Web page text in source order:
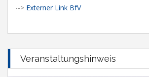
--> Externer Link BfV
Veranstaltungshinweis